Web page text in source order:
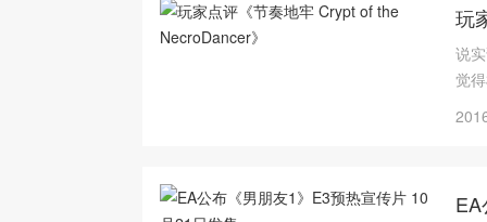
玩
说
觉